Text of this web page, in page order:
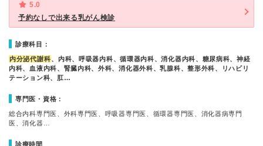
5.0
予約なしで出来る乳がん検診
診療科目：
内分泌代謝科、内科、呼吸器内科、循環器内科、消化器内科、糖尿病科、神経
内科、血液内科、腎臓内科、外科、消化器外科、乳腺科、整形外科、リハビリ
テーション科、肛…
専門医・資格：
総合内科専門医、外科専門医、呼吸器専門医、循環器専門医、消化器病専門
医、消化器…
診療時間